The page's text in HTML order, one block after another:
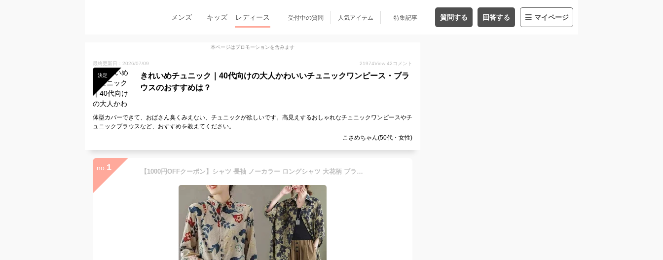
メンズ キッズ レディース 受付中の質問 人気アイテム 特集記事 質問する 回答する マイページ
本ページはプロモーションを含みます
最終更新日：2026/07/09 21974View 42 コメント
決定
きれいめチュニック｜40代向けの大人かわいいチュニックワンピース・ブラ
ウスのおすすめは？
体型カバーできて、おばさん臭くみえない、チュニックが欲しいです。高見えするおしゃれなチュニックワンピースやチ
ュニックブラウスなど、おすすめを教えてください。
こさめちゃん(50代・女性)
no. 1 【1000円OFFクーポン】シャツ 長袖 ノーカラー ロングシャツ 大花柄 ブラウス 厚手 麻 リネン 春夏 秋 レディース トップス フラワー プリント 長袖 襟付き カジュアル コットン リネン ドビーバンドカラー スタンドカラー